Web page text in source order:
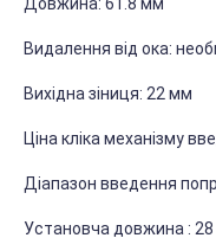
Довжина: 61.8 мм
Видалення від ока:
Вихідна зіниця: 22 мм
Ціна кліка механізму
Діапазон введення
Установча довжина: